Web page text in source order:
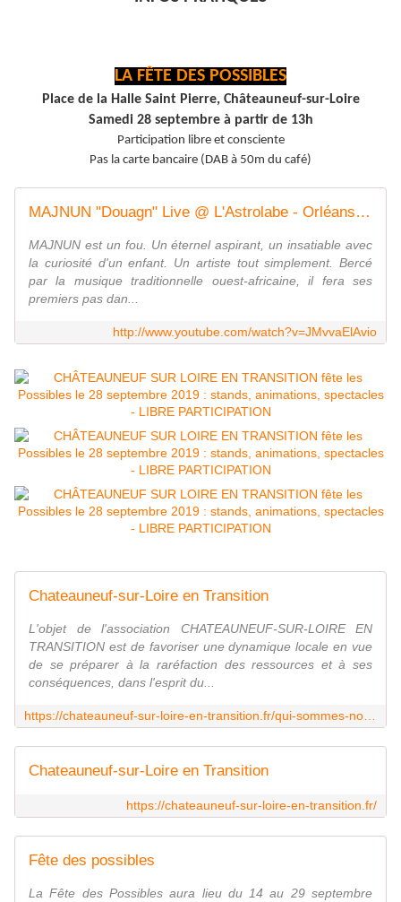
LA FÊTE DES POSSIBLES
Place de la Halle Saint Pierre, Châteauneuf-sur-Loire
Samedi 28 septembre à partir de 13h
Participation libre et consciente
Pas la carte bancaire (DAB à 50m du café)
MAJNUN "Douagn" Live @ L'Astrolabe - Orléans // ASTROTV
MAJNUN est un fou. Un éternel aspirant, un insatiable avec
la curiosité d'un enfant. Un artiste tout simplement. Bercé
par la musique traditionnelle ouest-africaine, il fera ses
premiers pas dan...
http://www.youtube.com/watch?v=JMvvaElAvio
Chateauneuf-sur-Loire en Transition
L'objet de l'association CHATEAUNEUF-SUR-LOIRE EN
TRANSITION est de favoriser une dynamique locale en vue
de se préparer à la raréfaction des ressources et à ses
conséquences, dans l'esprit du...
Chateauneuf-sur-Loire en Transition
https://chateauneuf-sur-loire-en-transition.fr/
Fête des possibles
La Fête des Possibles aura lieu du 14 au 29 septembre